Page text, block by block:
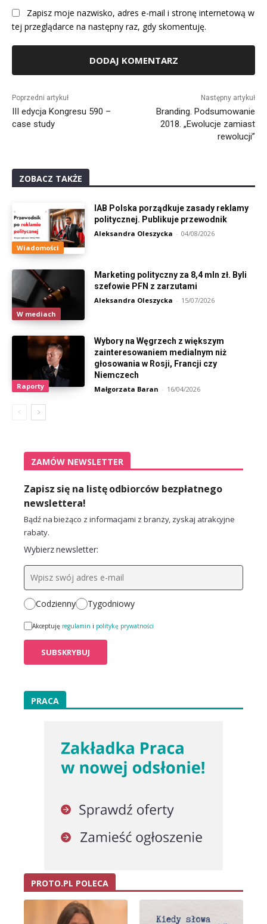
Zapisz moje nazwisko, adres e-mail i stronę internetową w
tej przeglądarce na następny raz, gdy skomentuję.
Poprzedni artykuł
III edycja Kongresu 590 –
case study
Następny artykuł
Branding. Podsumowanie
2018. „Ewolucje zamiast
rewolucji”
ZOBACZ TAKŻE
Wiadomości
IAB Polska porządkuje zasady reklamy
politycznej. Publikuje przewodnik
Aleksandra Oleszycka - 04/08/2026
W mediach
Marketing polityczny za 8,4 mln zł. Byli
szefowie PFN z zarzutami
Aleksandra Oleszycka - 15/07/2026
Raporty
Wybory na Węgrzech z większym
zainteresowaniem medialnym niż
głosowania w Rosji, Francji czy
Niemczech
Małgorzata Baran - 16/04/2026
ZAMÓW NEWSLETTER
Zapisz się na listę odbiorców bezpłatnego
newslettera!
Bądź na bieżąco z informacjami z branży, zyskaj atrakcyjne
rabaty.
Wybierz newsletter:
Codzienny Tygodniowy
Akceptuję regulamin i politykę prywatności
PRACA
PROTO.PL POLECA